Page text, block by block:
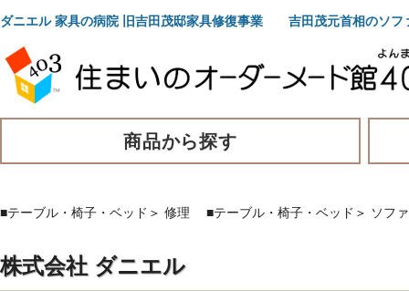
ダニエル 家具の病院 旧吉田茂邸家具修復事業 吉田茂元首相のソフ
商品から探す
■テーブル・椅子・ベッド ＞ 修理 ■テーブル・椅子・ベッド ＞ ソフ
株式会社 ダニエル